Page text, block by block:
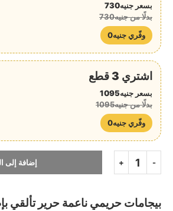
بسعر جنيه730
بدلًا من جنيه730
وفّري جنيه0
اشتري 3 قطع
بسعر جنيه1095
بدلًا من جنيه1095
وفّري جنيه0
إضافة إلى
بيجامات حريمي ناعمة حرير تألقي